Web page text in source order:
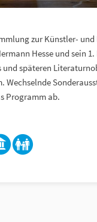
zur Künstler-
Hesse und sein
späteren
Wechselnde
Programm ab.